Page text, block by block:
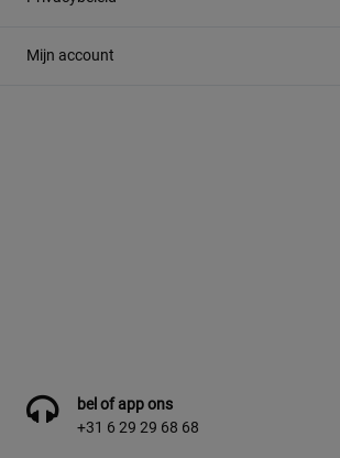
Mijn account
bel of app ons
+31 6 29 29 68 68